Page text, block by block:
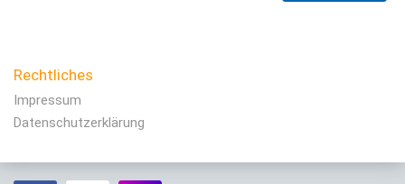
Rechtliches
Impressum
Datenschutzerklärung